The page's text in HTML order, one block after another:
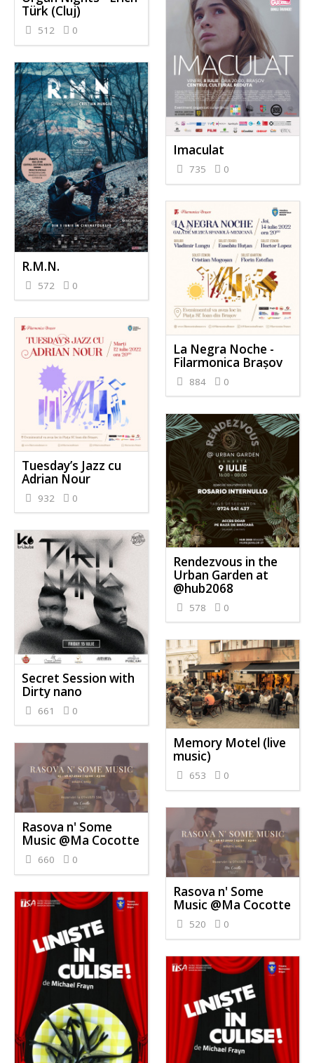
Türk (Cluj)
512 0
Imaculat
735 0
R.M.N.
572 0
La Negra Noche -
Filarmonica Brașov
884 0
Tuesday’s Jazz cu
Adrian Nour
932 0
Rendezvous in the
Urban Garden at
@hub2068
578 0
Secret Session with
Dirty nano
661 0
Memory Motel (live
music)
653 0
Rasova n' Some
Music @Ma Cocotte
660 0
Rasova n' Some
Music @Ma Cocotte
520 0